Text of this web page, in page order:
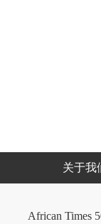
关于我
African Times